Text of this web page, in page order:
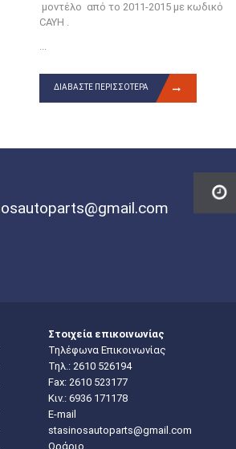
μοντέλο από το 2011-2015 με κωδικό
CAYH .
ΔΙΑΒΆΣΤΕ ΠΕΡΙΣΣΌΤΕΡΑ
Στοιχεία επικοινωνίας
Τηλέφωνα Επικοινωνίας
Τηλ.: 2610 526194
Fax: 2610 523177
Κιν.: 6936 171178
E-mail
stasinosautoparts@gmail.com
Ωράριο